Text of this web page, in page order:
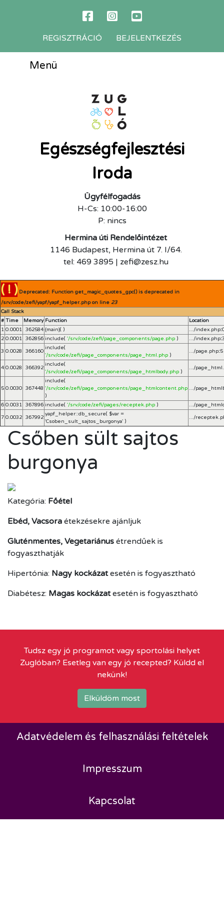
REGISZTRÁCIÓ BEJELENTKEZÉS
Menü
Egészségfejlesztési
Iroda
Ügyfélfogadás
H-Cs: 10:00-16:00
P: nincs
Hermina úti Rendelőintézet
1146 Budapest, Hermina út 7. I/64.
tel: 469 3895 | zefi@zesz.hu
( ! ) Deprecated: Function get_magic_quotes_gpc() is deprecated in
/srv/code/zefi/yapf/yapf_helper.php on line 23
Call Stack
# Time Memory Function
Location
1 0.0001 362584 {main}( ) .../index.php:
2 0.0001 362856 include( '/srv/code/zefi/page_components/page.php ) .../index.php:
3 0.0028 366160
include(
'/srv/code/zefi/page_components/page_html.php )
.../page.php:5
4 0.0028 366392
include(
'/srv/code/zefi/page_components/page_htmlbody.php )
.../
5 0.0030 367448
include(
'/srv/code/zefi/page_components/page_htmlcontent.php
)
.../
6 0.0031 367896 include( '/srv/code/zefi/pages/receptek.php ) .../
7 0.0032 367992
yapf_helper::db_secure( $var =
'Csoben_sult_sajtos_burgonya' )
.../
Csőben sült sajtos
burgonya
Kategória: Főétel
Ebéd, Vacsora étekzésekre ajánljuk
Gluténmentes, Vegetariánus étrendűek is
fogyaszthatják
Hipertónia: Nagy kockázatesetén is fogyasztható
Diabétesz: Magas kockázatesetén is fogyasztható
Tudsz egy jó programot vagy sportolási helyet
Zuglóban? Esetleg van egy jó recepted? Küldd el
nekünk!
Elküldöm most
Adatvédelem és felhasználási feltételek
Impresszum
Kapcsolat